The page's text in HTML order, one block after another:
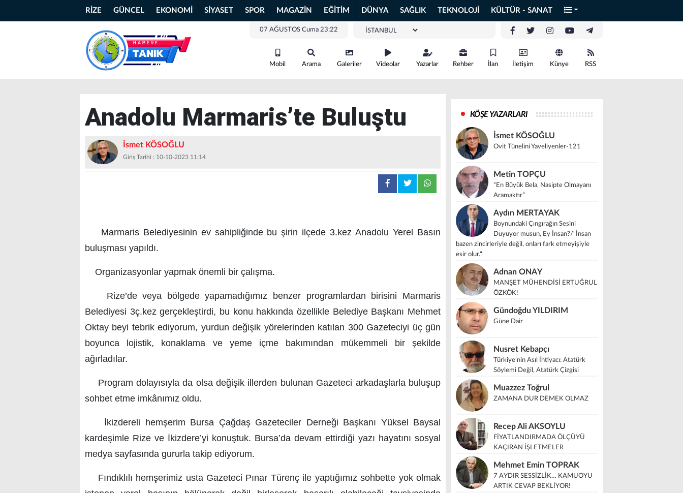
RİZE GÜNCEL EKONOMİ SİYASET SPOR MAGAZİN EĞİTİM DÜNYA SAĞLIK TEKNOLOJİ KÜLTÜR - SANAT
07 AĞUSTOS Cuma 23:22
Mobil Arama Galeriler Videolar Yazarlar Rehber İlan İletişim Künye RSS
Anadolu Marmaris’te Buluştu
İsmet KÖSOĞLU
Giriş Tarihi : 10-10-2023 11:14
Marmaris Belediyesinin ev sahipliğinde bu şirin ilçede 3.kez Anadolu Yerel Basın
buluşması yapıldı.
Organizasyonlar yapmak önemli bir çalışma.
Rize’de veya bölgede yapamadığımız benzer programlardan birisini Marmaris
Belediyesi 3ç.kez gerçekleştirdi, bu konu hakkında özellikle Belediye Başkanı Mehmet
Oktay beyi tebrik ediyorum, yurdun değişik yörelerinden katılan 300 Gazeteciyi üç gün
boyunca lojistik, konaklama ve yeme içme bakımından mükemmeli bir şekilde
ağırladılar.
Program dolayısıyla da olsa değişik illerden bulunan Gazeteci arkadaşlarla buluşup
sohbet etme imkânımız oldu.
İkizdereli hemşerim Bursa Çağdaş Gazeteciler Derneği Başkanı Yüksel Baysal
kardeşimle Rize ve İkizdere’yi konuştuk. Bursa’da devam ettirdiği yazı hayatını sosyal
medya sayfasında gururla takip ediyorum.
Fındıklılı hemşerimiz usta Gazeteci Pınar Türenç ile yaptığımız sohbette yok olmak
KÖŞE YAZARLARI
İsmet KÖSOĞLU
Ovit Tünelini Yaveliyenler-121
Metin TOPÇU
“En Büyük Bela, Nasipte Olmayanı
Aramaktır”
Aydın MERTAYAK
Boynundaki Çıngırağın Sesini
Duyuyor musun, Ey İnsan?/"İnsan
bazen zincirleriyle değil, onları fark etmeyişiyle
esir olur."
Adnan ONAY
MANŞET MÜHENDİSİ ERTUĞRUL
ÖZKÖK!
Gündoğdu YILDIRIM
Güne Dair
Nusret Kebapçı
Türkiye’nin Asıl İhtiyacı: Atatürk
Söylemi Değil, Atatürk Çizgisi
Muazzez Toğrul
ZAMANA DUR DEMEK OLMAZ
Recep Ali AKSOYLU
FİYATLANDIRMADA ÖLÇÜYÜ
KAÇIRAN İŞLETMELER
Mehmet Emin TOPRAK
7 AYDIR SESSİZLİK… KAMUOYU
ARTIK CEVAP BEKLİYOR!